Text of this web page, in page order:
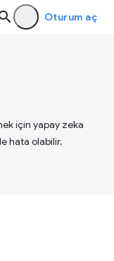
Oturum aç
için yapay zeka
hata olabilir.